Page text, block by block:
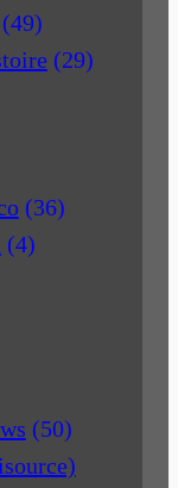
(49)
(29)
(36)
(4)
(50)